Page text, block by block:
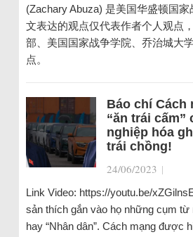
(Zachary Abuza) 是美国华盛顿国
文表达的观点仅代表作者个人观点
部、美国国家战争学院、乔治城大
点。
Báo chí Cách
“ăn trái cấm”
nghiệp hóa
trái chồng!
24/06/2023 |
Link Video: https://youtu.be/
sản thích gắn vào họ những cụm từ
hay “Nhân dân”. Cách mạng được